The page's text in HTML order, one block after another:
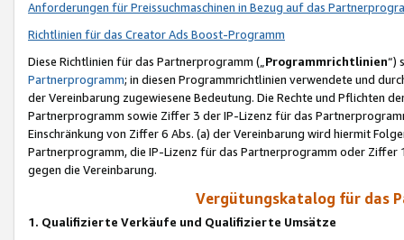
Anforderungen für Preissuchmaschinen in Bezug auf das
Richtlinien für das Creator Ads Boost-Programm
Diese Richtlinien für das Partnerprogramm („Programmrichtlinien“)
Partnerprogramm; in diesen Programmrichtlinien verwendete und
der Vereinbarung zugewiesene Bedeutung. Die Rechte und Pflichten
Partnerprogramm sowie Ziffer 3 der IP-Lizenz für das
Einschränkung von Ziffer 6 Abs. (a) der Vereinbarung wird hiermit
Partnerprogramm, die IP-Lizenz für das Partnerprogramm oder
gegen die Vereinbarung.
Vergütungskatalog für das
1. Qualifizierte Verkäufe und Qualifizierte Umsätze